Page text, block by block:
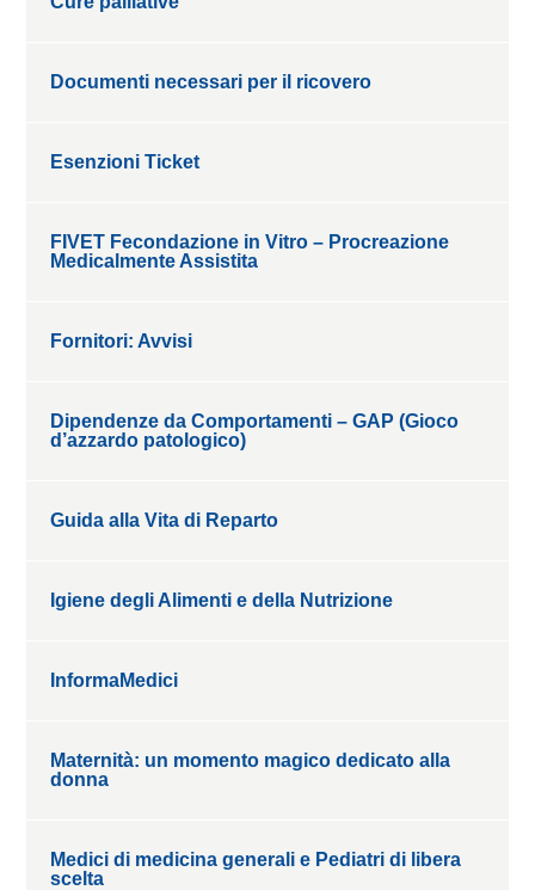
Documenti necessari per il ricovero
Esenzioni Ticket
FIVET Fecondazione in Vitro – Procreazione
Medicalmente Assistita
Fornitori: Avvisi
Dipendenze da Comportamenti – GAP (Gioco
d’azzardo patologico)
Guida alla Vita di Reparto
Igiene degli Alimenti e della Nutrizione
InformaMedici
Maternità: un momento magico dedicato alla
donna
Medici di medicina generali e Pediatri di libera
scelta